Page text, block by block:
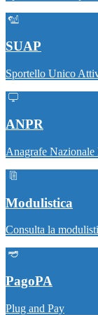
SUAP
Sportello Unico
ANPR
Anagrafe Nazionale
Modulistica
Consulta la
PagoPA
Plug and Pay